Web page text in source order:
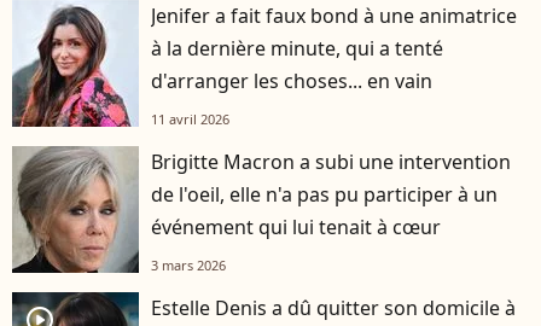
Jenifer a fait faux bond à une animatrice
à la dernière minute, qui a tenté
d'arranger les choses... en vain
11 avril 2026
Brigitte Macron a subi une intervention
de l'oeil, elle n'a pas pu participer à un
événement qui lui tenait à cœur
3 mars 2026
player2 Estelle Denis a dû quitter son domicile à